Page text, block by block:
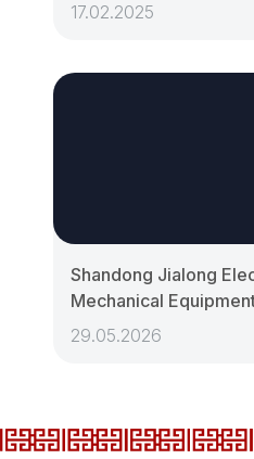
17.02.2025
Shandong Jialong
Mechanical
29.05.2026